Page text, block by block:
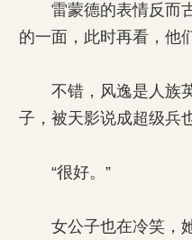
雷蒙德的表情反而古
的一面，此时再看，他
不错，风逸是人族英
子，被天影说成超级兵
“很好。”
女公子也在冷笑，她